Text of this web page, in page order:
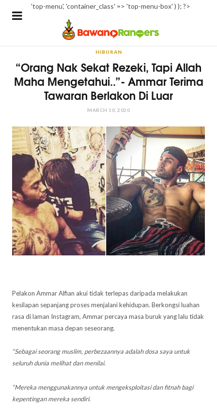
'top-menu', 'container_class' => 'top-menu-box' ) ); ?>
HIBURAN
“Orang Nak Sekat Rezeki, Tapi Allah
Maha Mengetahui..”- Ammar Terima
Tawaran Berlakon Di Luar
MARCH 10, 2020
Pelakon Ammar Alfian akui tidak terlepas daripada melakukan
kesilapan sepanjang proses menjalani kehidupan. Berkongsi luahan
rasa di laman Instagram, Ammar percaya masa buruk yang lalu tidak
menentukan masa depan seseorang.
“Sebagai seorang muslim, perbezaannya adalah dosa saya untuk
seluruh dunia melihat dan menilai.
“Mereka menggunakannya untuk mengeksploitasi dan fitnah bagi
kepentingan mereka sendiri.